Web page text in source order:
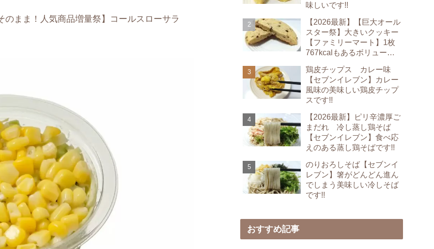
まま！人気商品増量祭】コールスローサラ
味しいです!!
【2026最新】【巨大オール
スター祭】大きいクッキー
【ファミリーマート】1枚
767kcalもあるボリューム
鶏皮チップス カレー味
【セブンイレブン】カレー
風味の美味しい鶏皮チップ
スです!!
【2026最新】ピリ辛濃厚ご
まだれ 冷し蒸し鶏そば
【セブンイレブン】食べ応
えのある蒸し鶏そばです!!
のりおろしそば【セブンイ
レブン】箸がどんどん進ん
でしまう美味しい冷しそば
です!!
おすすめ記事